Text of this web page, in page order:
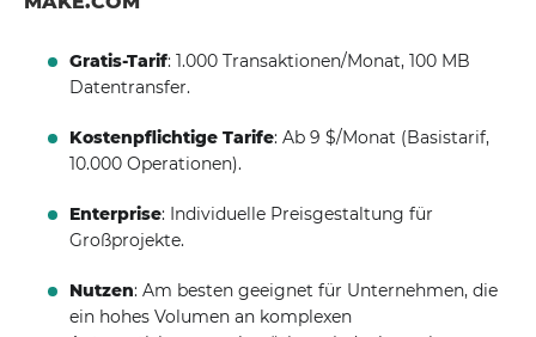
Gratis-Tarif: 1.000 Transaktionen/Monat, 100 MB
Datentransfer.
Kostenpflichtige Tarife: Ab 9 $/Monat (Basistarif,
10.000 Operationen).
Enterprise: Individuelle Preisgestaltung für
Großprojekte.
Nutzen: Am besten geeignet für Unternehmen, die
ein hohes Volumen an komplexen